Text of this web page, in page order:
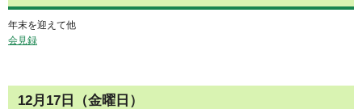
年末を迎えて他
会見録
12月17日（金曜日）